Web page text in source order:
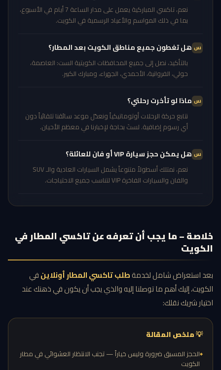
نعم، تاكسي المباركية يعمل على مدار الساعة 7 أيام في الأسبوع،
بما في ذلك المواسم والأعياد الرسمية في الكويت.
هل تغطون جميع مناطق الكويت بعد المطار؟
بالتأكيد، نصل إلى جميع المحافظات الكويتية الست: العاصمة،
حولي، الفروانية، الأحمدي، الجهراء، ومبارك الكبير.
ماذا لو تأخرت رحلتي؟
نتابع حركة الرحلات أوتوماتيكياً ونعدّل موعد سائقنا تلقائياً دون
أي رسوم إضافية. لستَ بحاجة لإخبارنا في معظم الأحيان.
هل يمكن حجز سيارة VIP أو فان للعائلة؟
نعم، نمتلك أسطولاً متنوعاً يشمل السيارات العادية والـ SUV
والفان والسيارات الفاخرة VIP لتناسب جميع الاحتياجات.
خلاصة – ما يجب أن تعرفه عن تاكسي المطار في
الكويت
بعد استعراض شامل لخدمةطلب تاكسي المطار أونلاينفي
الكويت، إليك أهم ما توصلنا إليه والذي يجب أن يكون في ذهنك عند
اختيار شريك نقلك:
💡 ملخص المقالة
الحجز المسبق ضرورة وليس خياراً — تجنب الانتظار العشوائي في مطار
الكويت